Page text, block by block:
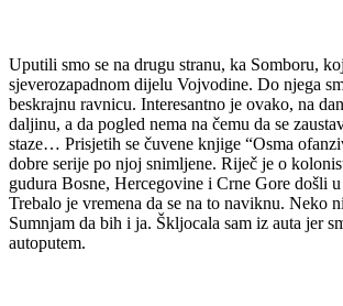
Uputili smo se na drugu stranu, ka Somboru,
sjeverozapadnom dijelu Vojvodine. Do njega
beskrajnu ravnicu. Interesantno je ovako, na
daljinu, a da pogled nema na čemu da se
staze… Prisjetih se čuvene knjige “Osma
dobre serije po njoj snimljene. Riječ je o
gudura Bosne, Hercegovine i Crne Gore došli
Trebalo je vremena da se na to naviknu. Neko
Sumnjam da bih i ja. Škljocala sam iz auta jer
autoputem.